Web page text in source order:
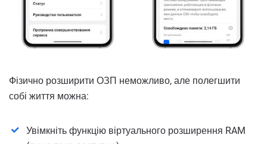
Фізично розширити ОЗП неможливо, але полегшити
собі життя можна:
Увімкніть функцію віртуального розширення RAM